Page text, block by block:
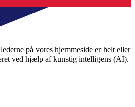
på vores hjemmeside er helt eller
ved hjælp af kunstig intelligens (AI).